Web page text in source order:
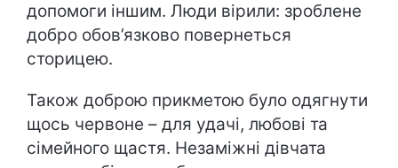
допомоги іншим. Люди вірили: зроблене
добро обов’язково повернеться
сторицею.
Також доброю прикметою було одягнути
щось червоне – для удачі, любові та
сімейного щастя. Незаміжні дівчата